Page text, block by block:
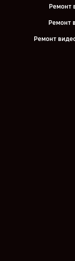
Ремонт
Ремонт
Ремонт